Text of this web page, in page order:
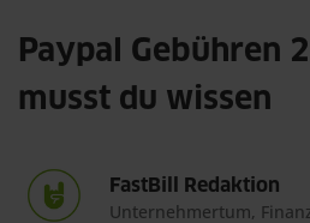
Paypal Gebühren
musst du wissen
FastBill Redaktion
Unternehmertum,